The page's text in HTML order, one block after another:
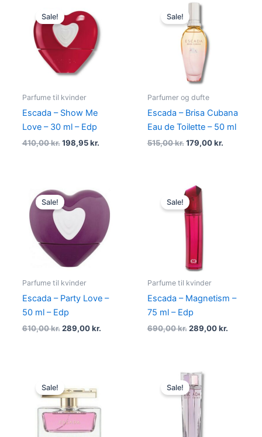
Sale!
Parfume til kvinder
Escada – Show Me
Love – 30 ml – Edp
410,00kr.
price
was:
410,00 kr..
198,95kr.
is:
Sale!
Parfumer og dufte
Escada – Brisa Cubana
Eau de Toilette – 50 ml
515,00kr.
Original
price
was:
515,00 kr..
179,00kr.
Sale!
Parfume til kvinder
Escada – Party Love –
50 ml – Edp
610,00kr.
Original
price
was:
610,00 kr..
289,00kr.
price
is:
289,00 kr..
Sale!
Parfume til kvinder
Escada – Magnetism –
75 ml – Edp
690,00kr.
Original
price
was:
690,00 kr..
289,00kr.
Sale!
was:
Sale!
Original
price
was:
650,00 kr..